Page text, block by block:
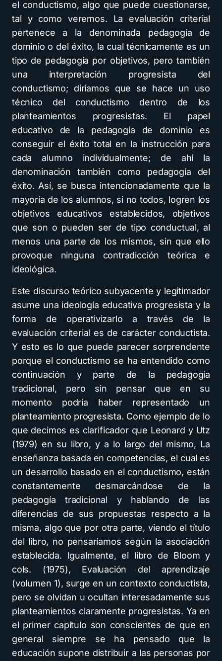
el conductismo, algo que puede cuestionarse,
tal y como veremos. La evaluación criterial
pertenece a la denominada pedagogía de
dominio o del éxito, la cual técnicamente es un
tipo de pedagogía por objetivos, pero también
una interpretación progresista del
conductismo; diríamos que se hace un uso
técnico del conductismo dentro de los
planteamientos progresistas. El papel
educativo de la pedagogía de dominio es
conseguir el éxito total en la instrucción para
cada alumno individualmente; de ahí la
denominación también como pedagogía del
éxito. Así, se busca intencionadamente que la
mayoría de los alumnos, si no todos, logren los
objetivos educativos establecidos, objetivos
que son o pueden ser de tipo conductual, al
menos una parte de los mismos, sin que ello
provoque ninguna contradicción teórica e
ideológica.
Este discurso teórico subyacente y legitimador
asume una ideología educativa progresista y la
forma de operativizarlo a través de la
evaluación criterial es de carácter conductista.
Y esto es lo que puede parecer sorprendente
porque el conductismo se ha entendido como
continuación y parte de la pedagogía
tradicional, pero sin pensar que en su
momento podría haber representado un
planteamiento progresista. Como ejemplo de lo
que decimos es clarificador que Leonard y Utz
(1979) en su libro, y a lo largo del mismo, La
enseñanza basada en competencias, el cual es
un desarrollo basado en el conductismo, están
constantemente desmarcándose de la
pedagogía tradicional y hablando de las
diferencias de sus propuestas respecto a la
misma, algo que por otra parte, viendo el título
del libro, no pensaríamos según la asociación
establecida. Igualmente, el libro de Bloom y
cols. (1975), Evaluación del aprendizaje
(volumen 1), surge en un contexto conductista,
pero se olvidan u ocultan interesadamente sus
planteamientos claramente progresistas. Ya en
el primer capítulo son conscientes de que en
general siempre se ha pensado que la
educación supone distribuir a las personas por